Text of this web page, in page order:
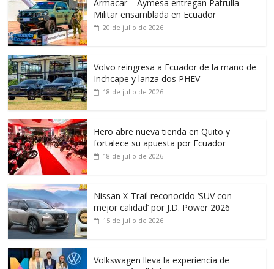
Armacar – Aymesa entregan Patrulla
Militar ensamblada en Ecuador
20 de julio de 2026
Volvo reingresa a Ecuador de la mano de
Inchcape y lanza dos PHEV
18 de julio de 2026
Hero abre nueva tienda en Quito y
fortalece su apuesta por Ecuador
18 de julio de 2026
Nissan X-Trail reconocido ‘SUV con
mejor calidad’ por J.D. Power 2026
15 de julio de 2026
Volkswagen lleva la experiencia de